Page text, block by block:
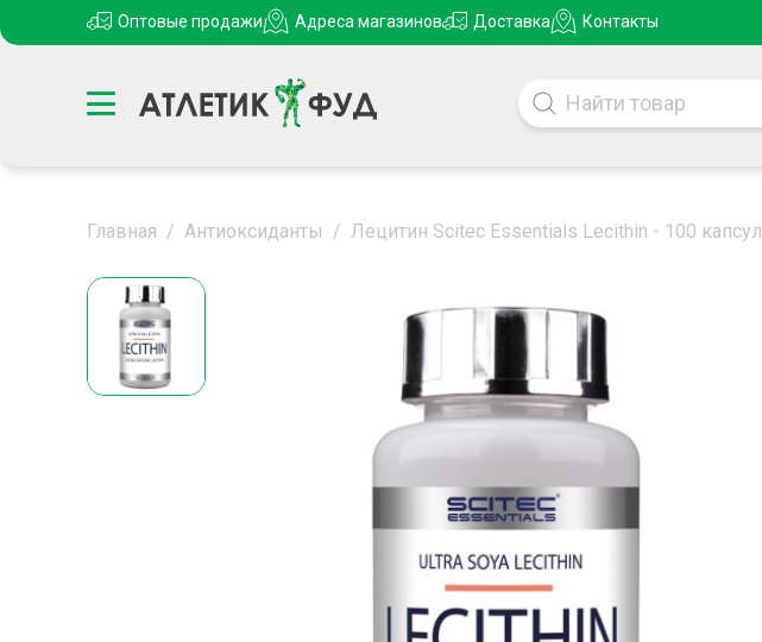
Оптовые продажи Адреса магазинов Доставка Контакты
Главная / Антиоксиданты / Лецитин Scitec Essentials Lecithin - 100 капсул